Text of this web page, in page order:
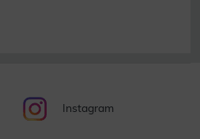
Instagram